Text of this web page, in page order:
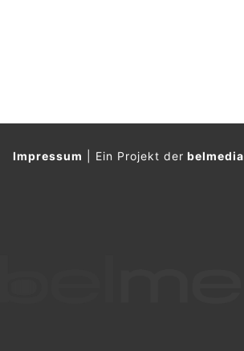
Impressum Ein Projekt derbelmedia